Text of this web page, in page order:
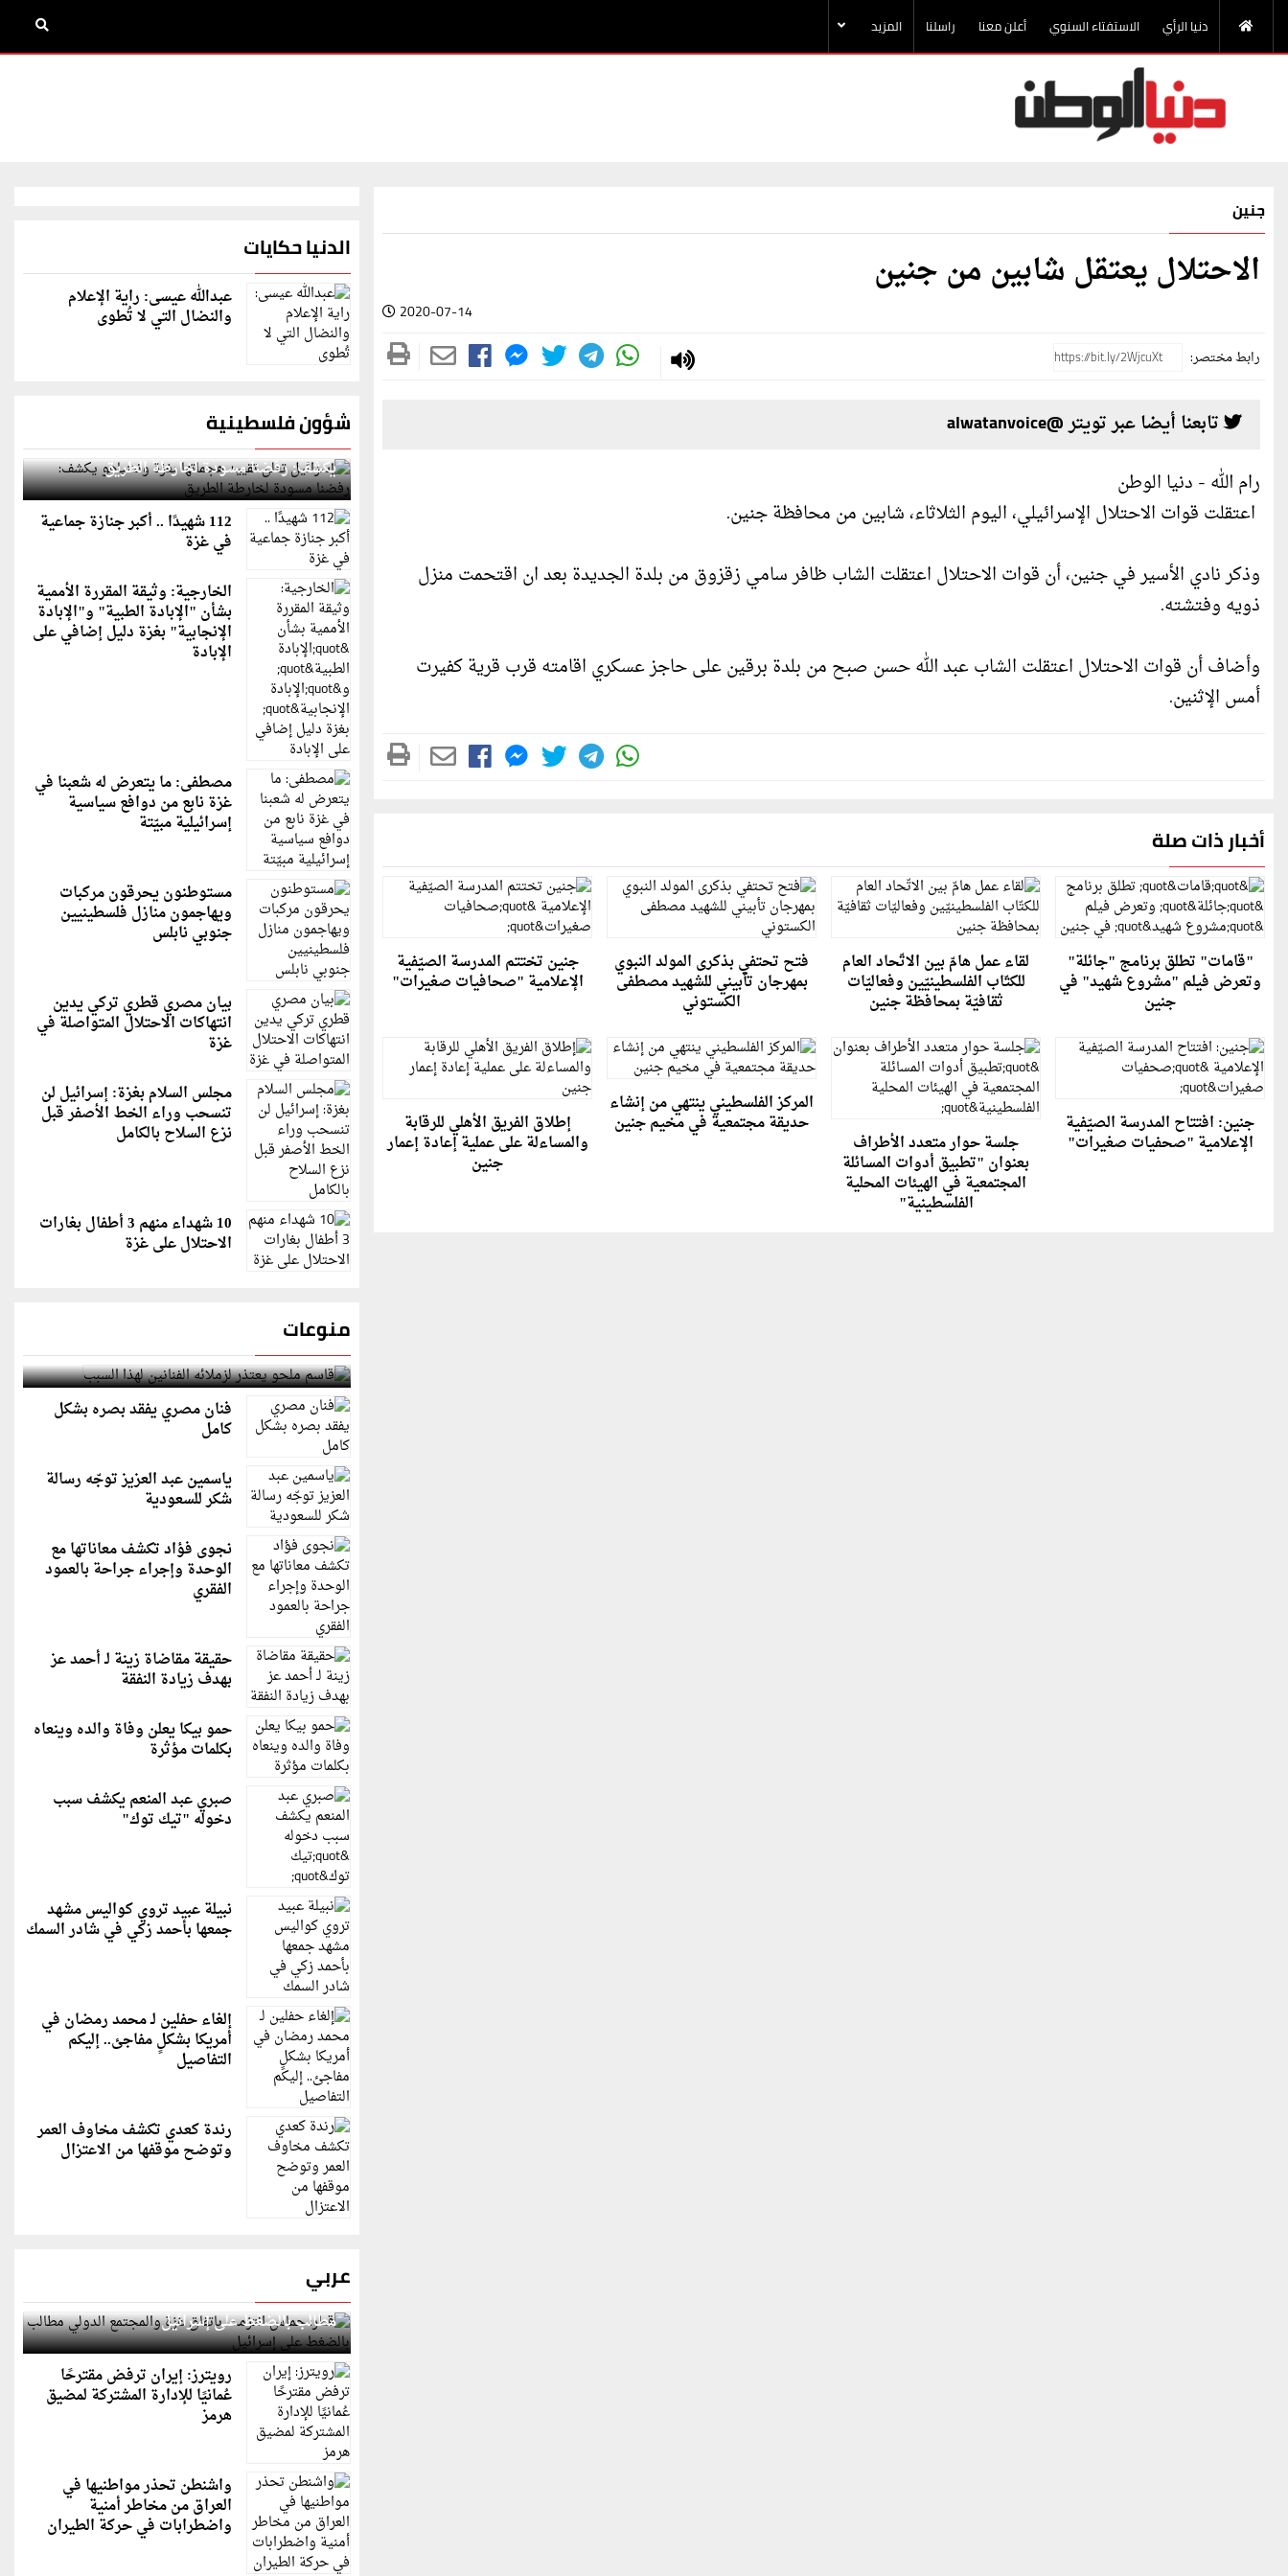
دنيا الرأي الاستفتاء السنوي أعلن معنا راسلنا المزيد
جنين
الاحتلال يعتقل شابين من جنين
2020-07-14
رابط مختصر:
تابعنا أيضا عبر تويتر @alwatanvoice
رام الله - دنيا الوطن
اعتقلت قوات الاحتلال الإسرائيلي، اليوم الثلاثاء، شابين من محافظة جنين.
وذكر نادي الأسير في جنين، أن قوات الاحتلال اعتقلت الشاب ظافر سامي زقزوق من بلدة الجديدة بعد ان اقتحمت منزل
ذويه وفتشته.
وأضاف أن قوات الاحتلال اعتقلت الشاب عبد الله حسن صبح من بلدة برقين على حاجز عسكري اقامته قرب قرية كفيرت
أمس الإثنين.
أخبار ذات صلة
"قامات" تطلق برنامج "جائلة"
وتعرض فيلم "مشروع شهيد" في
جنين
لقاء عمل هامّ بين الاتّحاد العام
للكتّاب الفلسطينيّين وفعاليّات
ثقافيّة بمحافظة جنين
فتح تحتفي بذكرى المولد النبوي
بمهرجان تأبيني للشهيد مصطفى
الكستوني
جنين تختتم المدرسة الصيّفية
الإعلامية "صحافيات صغيرات"
جنين: افتتاح المدرسة الصيّفية
الإعلامية "صحفيات صغيرات" جلسة حوار متعدد الأطراف
بعنوان "تطبيق أدوات المسائلة
المجتمعية في الهيئات المحلية
الفلسطينية"
المركز الفلسطيني ينتهي من إنشاء
حديقة مجتمعية في مخيم جنين إطلاق الفريق الأهلي للرقابة
والمساءلة على عملية إعادة إعمار
جنين
الدنيا حكايات
عبدالله عيسى: راية الإعلام
والنضال التي لا تُطوى
شؤون فلسطينية
إسرائيل تعلن تقييد هجماتها بغزة ونتنياهو
يكشف: رفضنا مسودة لخارطة الطريق
112 شهيدًا .. أكبر جنازة جماعية
في غزة
الخارجية: وثيقة المقررة الأممية
بشأن "الإبادة الطبية" و"الإبادة
الإنجابية" بغزة دليل إضافي على
الإبادة
مصطفى: ما يتعرض له شعبنا في
غزة نابع من دوافع سياسية
إسرائيلية مبيّتة
مستوطنون يحرقون مركبات
ويهاجمون منازل فلسطينيين
جنوبي نابلس
بيان مصري قطري تركي يدين
انتهاكات الاحتلال المتواصلة في
غزة
مجلس السلام بغزة: إسرائيل لن
تنسحب وراء الخط الأصفر قبل
نزع السلاح بالكامل
10 شهداء منهم 3 أطفال بغارات
الاحتلال على غزة
منوعات
قاسم ملحو يعتذر لزملائه الفنانين لهذا السبب
فنان مصري يفقد بصره بشكل
كامل
ياسمين عبد العزيز توجّه رسالة
شكر للسعودية
نجوى فؤاد تكشف معاناتها مع
الوحدة وإجراء جراحة بالعمود
الفقري
حقيقة مقاضاة زينة لـ أحمد عز
بهدف زيادة النفقة
حمو بيكا يعلن وفاة والده وينعاه
بكلمات مؤثرة
صبري عبد المنعم يكشف سبب
دخوله "تيك توك"
نبيلة عبيد تروي كواليس مشهد
جمعها بأحمد زكي في شادر السمك
إلغاء حفلين لـ محمد رمضان في
أمريكا بشكلٍ مفاجئ.. إليكم
التفاصيل
رندة كعدي تكشف مخاوف العمر
وتوضح موقفها من الاعتزال
عربي
قطر: حماس التزمت باتفاق غزة والمجتمع الدولي
مطالب بالضغط على إسرائيل
رويترز: إيران ترفض مقترحًا
عُمانيًا للإدارة المشتركة لمضيق
هرمز
واشنطن تحذر مواطنيها في
العراق من مخاطر أمنية
واضطرابات في حركة الطيران